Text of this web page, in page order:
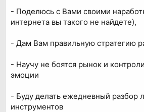
- Поделюсь с Вами своими
интернета вы такого не найдете),
- Дам Вам правильную стратегию
- Научу не боятся рынок и
эмоции
- Буду делать ежедневный разбор
инструментов